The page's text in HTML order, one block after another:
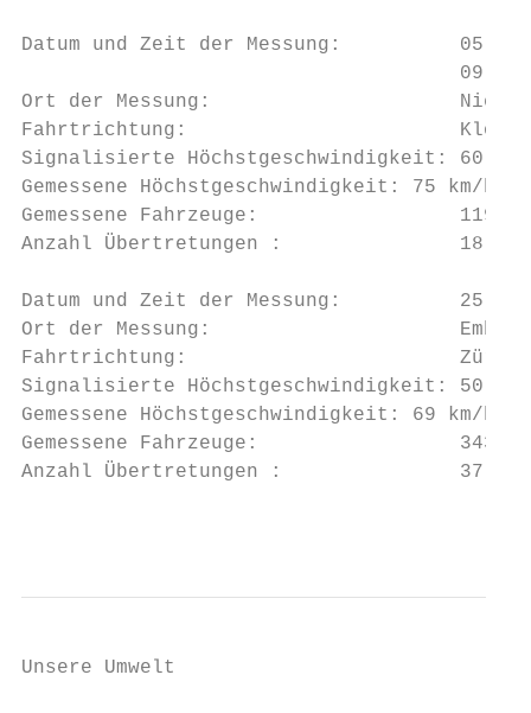
Datum und Zeit der Messung:
Ort der Messung:
Fahrtrichtung:                       Kloten
Signalisierte Höchstgeschwindigkeit: 60
Gemessene Höchstgeschwindigkeit: 75 km/h
Gemessene Fahrzeuge:                 11936
Anzahl Übertretungen :               18
Datum und Zeit der Messung:
Ort der Messung:
Fahrtrichtung:                       Zürich
Signalisierte Höchstgeschwindigkeit: 50
Gemessene Höchstgeschwindigkeit: 69 km/h
Gemessene Fahrzeuge:                 343
Anzahl Übertretungen :               37
Unsere Umwelt